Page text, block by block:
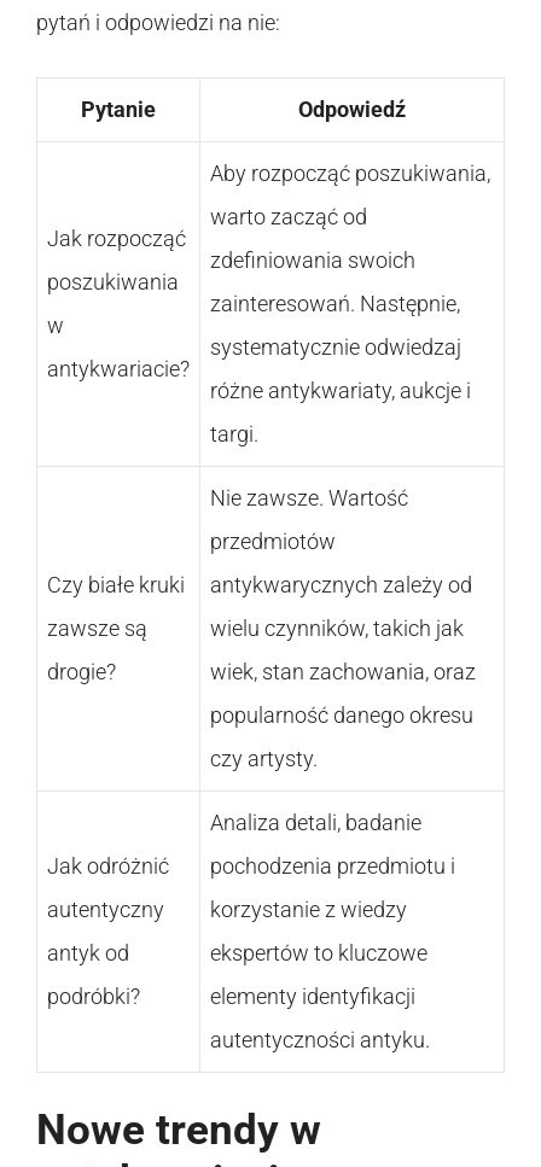
pytań i odpowiedzi na nie:
Pytanie Odpowiedź
Jak rozpocząć
poszukiwania
w
antykwariacie?
Aby rozpocząć poszukiwania,
warto zacząć od
zdefiniowania swoich
zainteresowań. Następnie,
systematycznie odwiedzaj
różne antykwariaty, aukcje i
targi.
Czy białe kruki
zawsze są
drogie?
Nie zawsze. Wartość
przedmiotów
antykwarycznych zależy od
wielu czynników, takich jak
wiek, stan zachowania, oraz
popularność danego okresu
czy artysty.
Jak odróżnić
autentyczny
antyk od
podróbki?
Analiza detali, badanie
pochodzenia przedmiotu i
korzystanie z wiedzy
ekspertów to kluczowe
elementy identyfikacji
autentyczności antyku.
Nowe trendy w